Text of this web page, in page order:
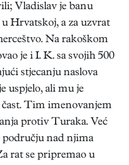
Vladislav je banu
Hrvatskoj, a za uzvrat
Na rakoškom
je i I. K. sa svojih 500
stjecanju naslova
uspjelo, ali mu je
Tim imenovanjem
protiv Turaka. Već
području nad njima
rat se pripremao u